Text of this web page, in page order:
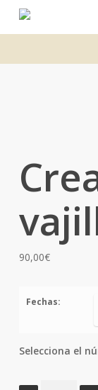
content
90,00€
Fechas:
Selecciona el